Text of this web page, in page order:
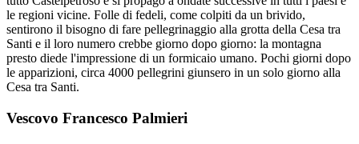
le regioni vicine. Folle di fedeli, come colpiti da un brivido,
sentirono il bisogno di fare pellegrinaggio alla grotta della Cesa tra
Santi e il loro numero crebbe giorno dopo giorno: la montagna
presto diede l'impressione di un formicaio umano. Pochi giorni dopo
le apparizioni, circa 4000 pellegrini giunsero in un solo giorno alla
Cesa tra Santi.
Vescovo Francesco Palmieri